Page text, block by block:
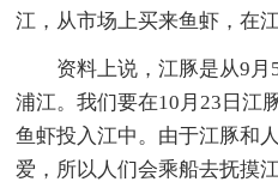
江，从市场上买来鱼虾，在
资料上说，江豚是从9
浦江。我们要在10月23日江
鱼虾投入江中。由于江豚和
爱，所以人们会乘船去抚摸江